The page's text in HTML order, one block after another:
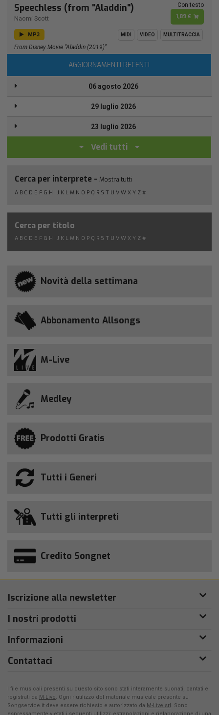
Speechless (from "Aladdin")
Naomi Scott
Con testo
1,89 €
MP3 MIDI VIDEO MULTITRACCIA
From Disney Movie "Aladdin (2019)"
AGGIORNAMENTI RECENTI
06 agosto 2026
29 luglio 2026
23 luglio 2026
Vedi tutti
Cerca per interprete - Mostra tutti
A B C D E F G H I J K L M N O P Q R S T U V W X Y Z #
Cerca per titolo
A B C D E F G H I J K L M N O P Q R S T U V W X Y Z #
Novità della settimana
Abbonamento Allsongs
M-Live
Medley
Prodotti Gratis
Tutti i Generi
Tutti gli interpreti
Credito Songnet
Iscrizione alla newsletter
I nostri prodotti
Informazioni
Contattaci
I file musicali presenti su questo sito sono stati interamente suonati, cantati e
registrati da M-Live . Ogni riutilizzo del materiale musicale presente su
Songservice.it deve essere richiesto e autorizzato da M-Live srl . Sono
espressamente vietati i seguenti utilizzi: estrapolazioni e rielaborazione di una